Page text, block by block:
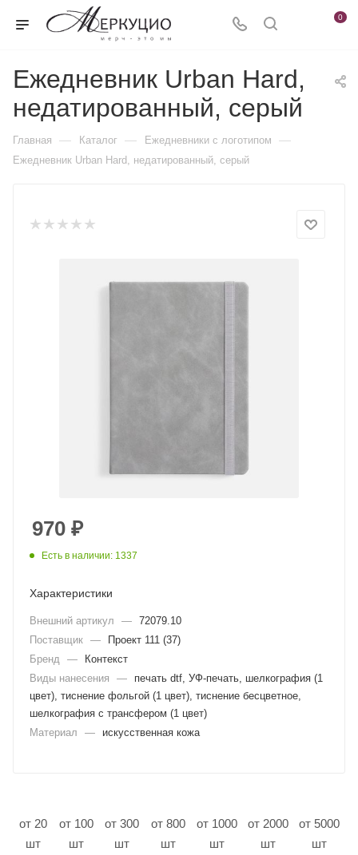
0
Ежедневник Urban Hard,
недатированный, серый
Главная — Каталог — Ежедневники c логотипом —
Ежедневник Urban Hard, недатированный, серый
970 ₽
Есть в наличии: 1337
Характеристики
Внешний артикул — 72079.10
Поставщик —
Проект 111 (37)
Бренд
—
Контекст
Виды нанесения
—
печать dtf, УФ-печать, шелкография (1
цвет), тиснение фольгой (1 цвет), тиснение бесцветное,
шелкография с трансфером (1 цвет)
Материал
— искусственная кожа
от 20
шт
от 100
шт
от 300
шт
от 800
шт
от 1000
шт
от 2000
шт
от 5000
шт